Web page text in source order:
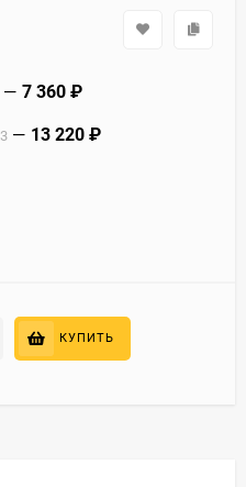
7 360
13 220
КУПИТЬ